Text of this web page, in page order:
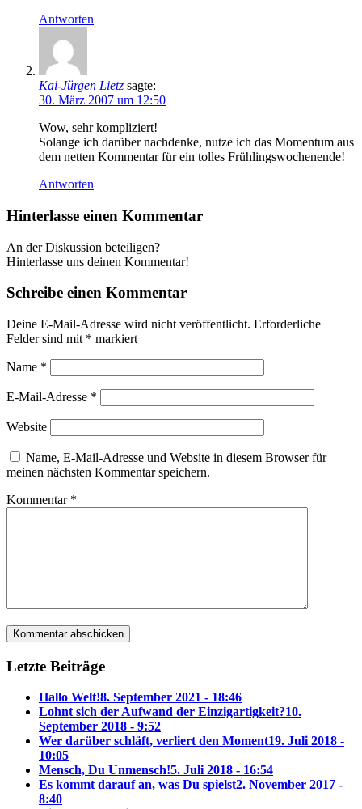
Antworten
Kai-Jürgen Lietz sagte:
30. März 2007 um 12:50
Wow, sehr kompliziert!
Solange ich darüber nachdenke, nutze ich das Momentum aus
dem netten Kommentar für ein tolles Frühlingswochenende!
Antworten
Hinterlasse einen Kommentar
An der Diskussion beteiligen?
Hinterlasse uns deinen Kommentar!
Schreibe einen Kommentar
Deine E-Mail-Adresse wird nicht veröffentlicht. Erforderliche
Felder sind mit * markiert
Name *
E-Mail-Adresse *
Website
Name, E-Mail-Adresse und Website in diesem Browser für
meinen nächsten Kommentar speichern.
Kommentar *
Letzte Beiträge
Hallo Welt!8. September 2021 - 18:46
Lohnt sich der Aufwand der Einzigartigkeit?10.
September 2018 - 9:52
Wer darüber schläft, verliert den Moment19. Juli 2018 -
10:05
Mensch, Du Unmensch!5. Juli 2018 - 16:54
Es kommt darauf an, was Du spielst2. November 2017 -
8:40